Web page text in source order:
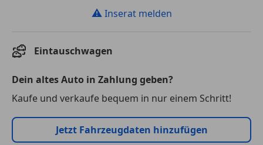
⚠ Inserat melden
Eintauschwagen
Dein altes Auto in Zahlung geben?
Kaufe und verkaufe bequem in nur einem Schritt!
Jetzt Fahrzeugdaten hinzufügen